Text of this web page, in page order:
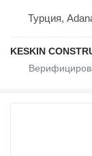
Турция,
KESKIN